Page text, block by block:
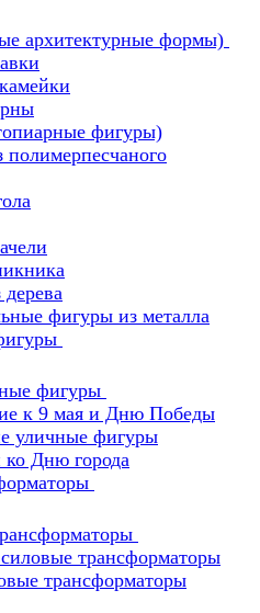
архитектурные формы)
фигуры)
полимерпесчаного
дерева
фигуры из металла
фигуры
к 9 мая и Дню Победы
уличные фигуры
ко Дню города
трансформаторы
трансформаторы